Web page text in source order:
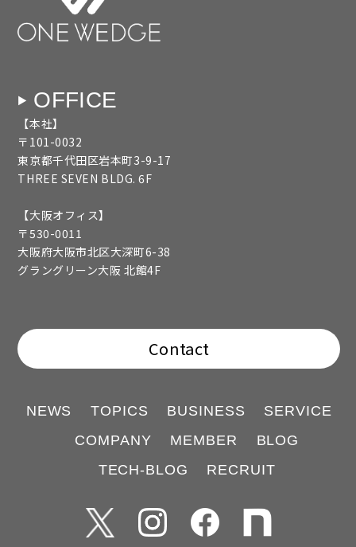
OFFICE
【本社】
〒101-0032
東京都千代田区岩本町3-9-17
THREE SEVEN BLDG. 6F
【大阪オフィス】
〒530-0011
大阪府大阪市北区大深町6-38
グラングリーン大阪 北館4F
Contact
NEWS TOPICS BUSINESS
SERVICE
COMPANY
MEMBER
BLOG
TECH-BLOG
RECRUIT